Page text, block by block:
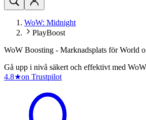
WoW: Midnight
PlayBoost
WoW Boosting - Marknadsplats för World
Gå upp i nivå säkert och effektivt med
4.8★on Trustpilot